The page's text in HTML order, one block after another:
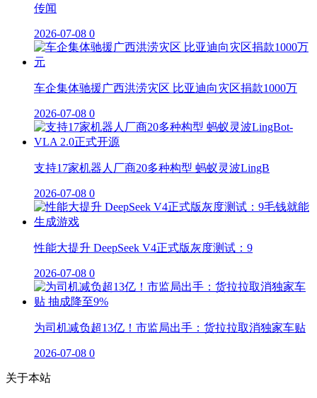
传闻
2026-07-08 0
车企集体驰援广西洪涝灾区 比亚迪向灾区捐款1000万
2026-07-08 0
支持17家机器人厂商20多种构型 蚂蚁灵波LingB
2026-07-08 0
性能大提升 DeepSeek V4正式版灰度测试：9
2026-07-08 0
为司机减负超13亿！市监局出手：货拉拉取消独家车贴
2026-07-08 0
关于本站